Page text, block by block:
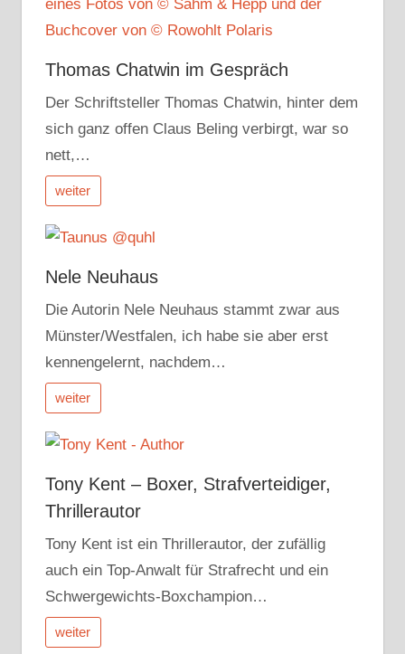
Thomas Chatwin im Gespräch
Der Schriftsteller Thomas Chatwin, hinter dem
sich ganz offen Claus Beling verbirgt, war so
nett,…
weiter
Nele Neuhaus
Die Autorin Nele Neuhaus stammt zwar aus
Münster/Westfalen, ich habe sie aber erst
kennengelernt, nachdem…
weiter
Tony Kent – Boxer, Strafverteidiger,
Thrillerautor
Tony Kent ist ein Thrillerautor, der zufällig
auch ein Top-Anwalt für Strafrecht und ein
Schwergewichts-Boxchampion…
weiter